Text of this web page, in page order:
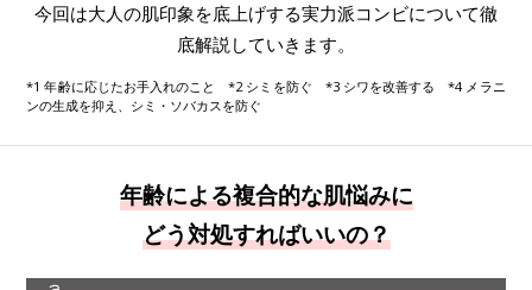
今回は大人の肌印象を底上げする実力派コンビについて徹
底解説していきます。
*1 年齢に応じたお手入れのこと *2 シミを防ぐ *3 シワを改善する *4 メラニ
ンの生成を抑え、シミ・ソバカスを防ぐ
年齢による複合的な肌悩みに
どう対処すればいいの？